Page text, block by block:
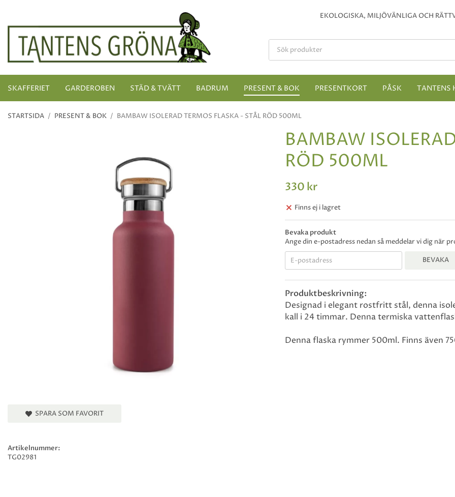
EKOLOGISKA, MILJÖVÄNLIGA OCH
SKAFFERIET GARDEROBEN STÄD & TVÄTT BADRUM PRESENT & BOK PRESENTKORT PÅSK TANTENS
STARTSIDA / PRESENT & BOK / BAMBAW ISOLERAD TERMOS FLASKA - STÅL RÖD 500ML
BAMBAW
RÖD 500ML
330 kr
Finns ej i lagret
Bevaka produkt
Ange din e-postadress nedan så meddelar vi dig när
BEVAKA
Produktbeskrivning:
Designad i elegant rostfritt stål, denna
kall i 24 timmar. Denna termiska
Denna flaska rymmer 500ml. Finns även
SPARA SOM FAVORIT
Artikelnummer:
TG02981